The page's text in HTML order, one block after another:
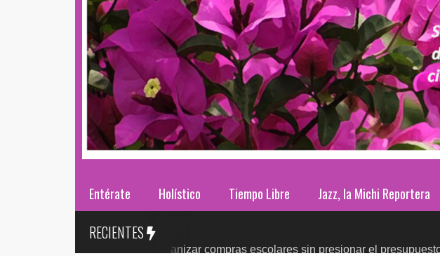
Entérate Holístico Tiempo Libre Jazz, la Michi Reportera
RECIENTES
2026: ¿cómo organizar compras escolares sin presionar el presupuesto? CDMX